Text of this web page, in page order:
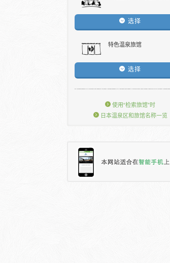
选择
特色温泉旅馆
选择
使用“检索旅馆”时
日本温泉区和旅馆名称一览